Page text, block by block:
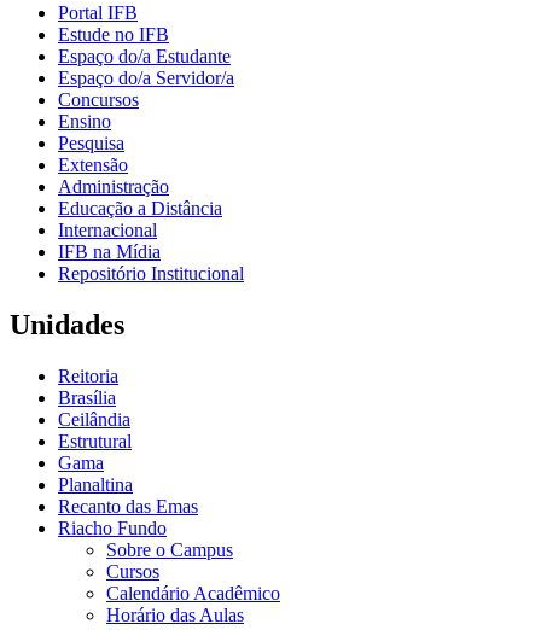
Portal IFB
Estude no IFB
Espaço do/a Estudante
Espaço do/a Servidor/a
Concursos
Ensino
Pesquisa
Extensão
Administração
Educação a Distância
Internacional
IFB na Mídia
Repositório Institucional
Unidades
Reitoria
Brasília
Ceilândia
Estrutural
Gama
Planaltina
Recanto das Emas
Riacho Fundo
Sobre o Campus
Cursos
Calendário Acadêmico
Horário das Aulas